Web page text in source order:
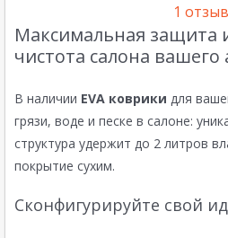
1 отзыв
Максимальная защита
чистота салона вашего
В наличии EVA коврики для
грязи, воде и песке в салоне:
структура удержит до 2 литров
покрытие сухим.
Сконфигурируйте свой